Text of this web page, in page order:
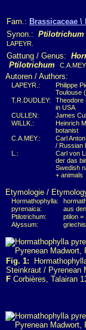
Fam.: Brassicaceae
Synon.: Ptilotrichum
LAPEYR.
Gattung / Genus:
Ptilotrichum
C.A.MEY.
Autoren / Authors:
LAPEYR.:
Philippe
Toulouse
T.R.DUDLEY:
Theodore
in USA
CULLEN:
James
WILLK.:
Heinrich
botanist
C.A.MEY.:
Carl
/ Russian
L.:
Carl von
der das
Swedish
+ animals
Etymologie /
Hormathophylla:
pyrenaica:
aus
Ptilotrichum:
ptilon =
Alyssum:
Fig. 1:
Steinkraut / Pyrenean
F Corbières, Talairan